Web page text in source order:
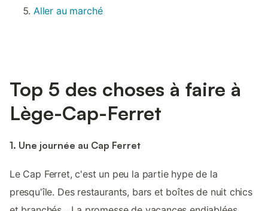
Aller au marché
Top 5 des choses à faire à
Lège-Cap-Ferret
1. Une journée au Cap Ferret
Le Cap Ferret, c'est un peu la partie hype de la
presqu'île. Des restaurants, bars et boîtes de nuit chics